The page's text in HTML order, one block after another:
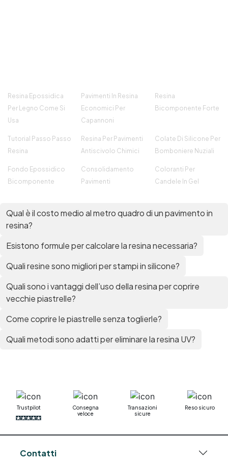
Resina Epossidica
Per Legno Come Si
Usa
Pavimenti In Resina
Economici Per
Capannoni
Resina
Bicomponente Forte
Tutorial Passo Passo
Resina
Resina Per Pavimenti
Antiscivolo Chimici
Colate Di Silicone Per
Bomboniere Nuziali
Fondo Epossidico
Bicomponente
Consolidamento
Pavimenti
Coloranti Per
Candele In Gel
Qual è il costo medio al metro quadro di un pavimento in
resina?
Esistono formule per calcolare la resina necessaria?
Quali resine sono migliori per stampi in silicone?
Quali sono i vantaggi dell’uso della resina per coprire
vecchie piastrelle?
Come coprire le piastrelle senza toglierle?
Quali metodi sono adatti per eliminare la resina UV?
Trustpilot
Consegna
veloce
Transazioni
sicure
Reso sicuro
Contatti